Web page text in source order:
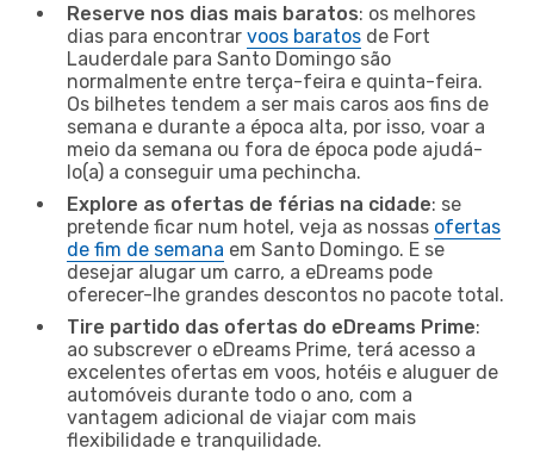
Reserve nos dias mais baratos: os melhores
dias para encontrar voos baratos de Fort
Lauderdale para Santo Domingo são
normalmente entre terça-feira e quinta-feira.
Os bilhetes tendem a ser mais caros aos fins de
semana e durante a época alta, por isso, voar a
meio da semana ou fora de época pode ajudá-
lo(a) a conseguir uma pechincha.
Explore as ofertas de férias na cidade: se
pretende ficar num hotel, veja as nossas ofertas
de fim de semana em Santo Domingo. E se
desejar alugar um carro, a eDreams pode
oferecer-lhe grandes descontos no pacote total.
Tire partido das ofertas do eDreams Prime:
ao subscrever o eDreams Prime, terá acesso a
excelentes ofertas em voos, hotéis e aluguer de
automóveis durante todo o ano, com a
vantagem adicional de viajar com mais
flexibilidade e tranquilidade.